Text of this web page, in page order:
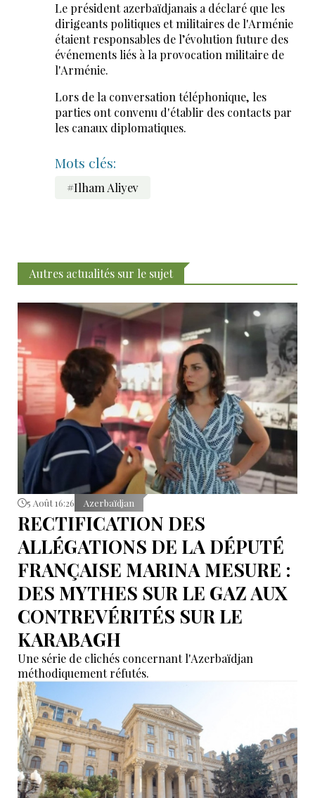
Le président azerbaïdjanais a déclaré que les
dirigeants politiques et militaires de l'Arménie
étaient responsables de l’évolution future des
événements liés à la provocation militaire de
l'Arménie.
Lors de la conversation téléphonique, les
parties ont convenu d'établir des contacts par
les canaux diplomatiques.
Mots clés:
#Ilham Aliyev
Autres actualités sur le sujet
5 Août 16:26 Azerbaïdjan
RECTIFICATION DES
ALLÉGATIONS DE LA DÉPUTÉ
FRANÇAISE MARINA MESURE :
DES MYTHES SUR LE GAZ AUX
CONTREVÉRITÉS SUR LE
KARABAGH
Une série de clichés concernant l'Azerbaïdjan
méthodiquement réfutés.